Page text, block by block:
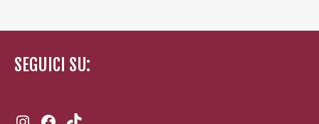
SEGUICI SU:
Instagram
Facebook